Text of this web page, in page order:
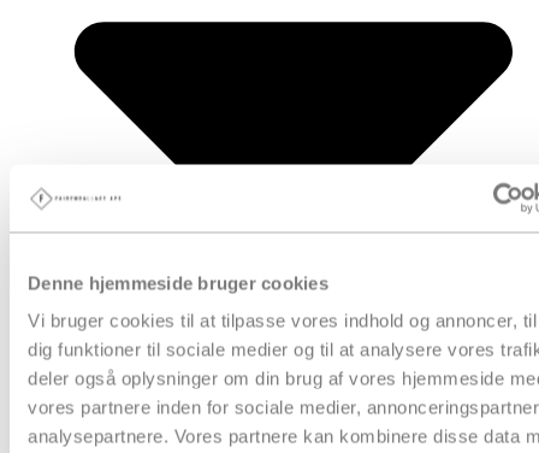
Denne hjemmeside bruger cookies
Vi bruger cookies til at tilpasse vores indhold og annoncer,
dig funktioner til sociale medier og til at analysere vores
deler også oplysninger om din brug af vores hjemmeside
vores partnere inden for sociale medier,
analysepartnere. Vores partnere kan kombinere disse data